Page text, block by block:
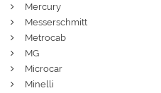
Mercury
Messerschmitt
Metrocab
MG
Microcar
Minelli